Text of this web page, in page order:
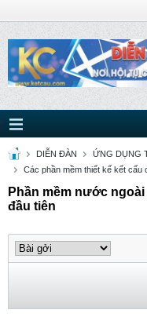
DIỄN ĐÀN
ỨNG DỤNG
Các phần mềm thiết kế kết cấu
Phần mềm nước
đầu tiên